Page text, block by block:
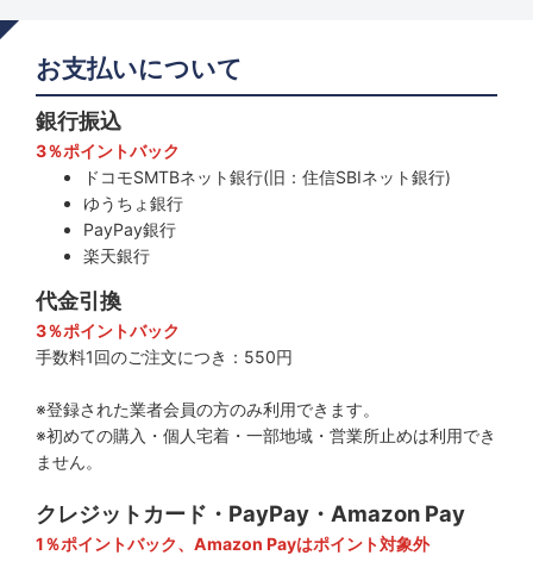
お支払いについて
銀行振込
3％ポイントバック
ドコモSMTBネット銀行(旧：住信SBIネット銀行)
ゆうちょ銀行
PayPay銀行
楽天銀行
代金引換
3％ポイントバック
手数料1回のご注文につき：550円
※登録された業者会員の方のみ利用できます。
※初めての購入・個人宅着・一部地域・営業所止めは利用でき
ません。
クレジットカード・PayPay・Amazon Pay
1％ポイントバック、Amazon Payはポイント対象外